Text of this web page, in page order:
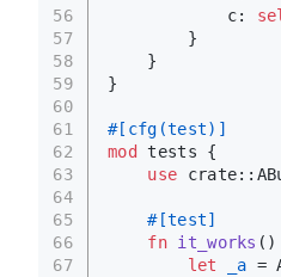
56
57
58
59
60
61
62
63
64
65
66
67
            c:
        }
    }
}
#[cfg(test)]
mod
tests {
use
#[test]
fn it_works
let
_a =